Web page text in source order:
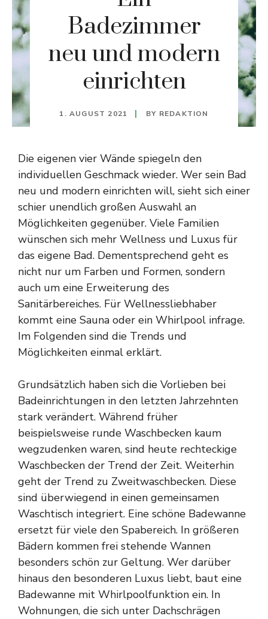
Badezimmer
neu und modern
einrichten
1. AUGUST 2021 BY REDAKTION
Die eigenen vier Wände spiegeln den
individuellen Geschmack wieder. Wer sein Bad
neu und modern einrichten will, sieht sich einer
schier unendlich großen Auswahl an
Möglichkeiten gegenüber. Viele Familien
wünschen sich mehr Wellness und Luxus für
das eigene Bad. Dementsprechend geht es
nicht nur um Farben und Formen, sondern
auch um eine Erweiterung des
Sanitärbereiches. Für Wellnessliebhaber
kommt eine Sauna oder ein Whirlpool infrage.
Im Folgenden sind die Trends und
Möglichkeiten einmal erklärt.
Grundsätzlich haben sich die Vorlieben bei
Badeinrichtungen in den letzten Jahrzehnten
stark verändert. Während früher
beispielsweise runde Waschbecken kaum
wegzudenken waren, sind heute rechteckige
Waschbecken der Trend der Zeit. Weiterhin
geht der Trend zu Zweitwaschbecken. Diese
sind überwiegend in einen gemeinsamen
Waschtisch integriert. Eine schöne Badewanne
ersetzt für viele den Spabereich. In größeren
Bädern kommen frei stehende Wannen
besonders schön zur Geltung. Wer darüber
hinaus den besonderen Luxus liebt, baut eine
Badewanne mit Whirlpoolfunktion ein. In
Wohnungen, die sich unter Dachschrägen